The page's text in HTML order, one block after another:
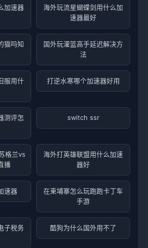
加速器
海外玩流星蝴蝶剑用什么加
速器最好
猫吗知
国外玩灌篮高手延迟解决方
法
服用什
打逆水寒哪个加速器好用
测评怎
switch ssr
格兰vs
播
海外打英雄联盟用什么加速
器好
速器
在柬埔寨怎么玩跑跑卡丁车
手游
子税务
酷狗为什么国外用不了